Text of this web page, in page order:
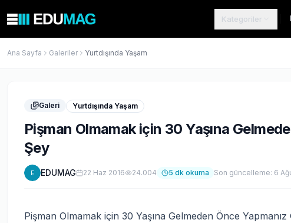
Kategoriler
Ana Sayfa Galeriler Yurtdışında Yaşam
Galeri Yurtdışında Yaşam
Pişman Olmamak için 30 Yaşına
Şey
E EDUMAG 22 Haz 2016 24.004 5 dk okuma Son güncelleme: 6
Pişman Olmamak için 30 Yaşına Gelmeden Önce